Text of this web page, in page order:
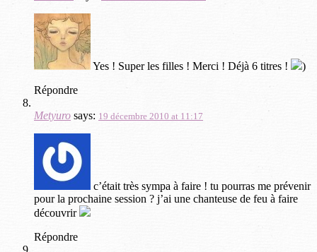
Yes ! Super les filles ! Merci ! Déjà 6 titres !
)
Répondre
Metyuro says: 19 décembre 2010 at 11:17
c’était très sympa à faire ! tu pourras me prévenir
pour la prochaine session ? j’ai une chanteuse de feu à faire
découvrir
Répondre